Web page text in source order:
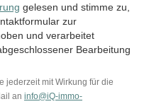
gelesen und stimme zu,
zur
und verarbeitet
Bearbeitung
jederzeit mit Wirkung für die
an info@iQ-immo-